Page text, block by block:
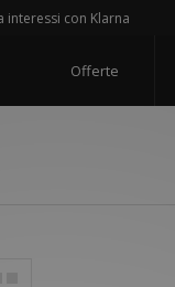
con Klarna
Offerte